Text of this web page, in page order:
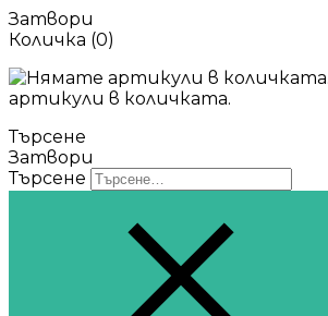
Затвори
Количка (0)
артикули в количката.
Търсене
Затвори
Търсене